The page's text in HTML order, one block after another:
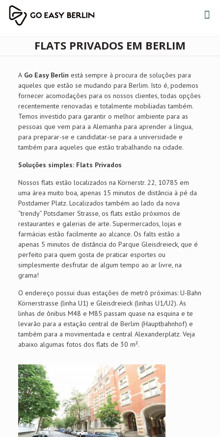
FLATS PRIVADOS EM BERLIM
AGo Easy Berlin está sempre à procura de soluções para
aqueles que estão se mudando para Berlim. Isto é, podemos
fornecer acomodações para os nossos clientes, todas opções
recentemente renovadas e totalmente mobiliadas também.
Temos investido para garantir o melhor ambiente para as
pessoas que vem para a Alemanha para aprender a língua,
para preparar-se e candidatar-se para a universidade e
também para aqueles que estão trabalhando na cidade.
Soluções simples: Flats Privados
Nossos flats estão localizados na Körnerstr. 22, 10785 em
uma área muito boa, apenas 15 minutos de distância à pé da
Postdamer Platz. Localizados também ao lado da nova
“trendy” Potsdamer Strasse, os flats estão próximos de
restaurantes e galerias de arte. Supermercados, lojas e
farmácias estão facilmente ao alcance. Os falts estão a
apenas 5 minutos de distância do Parque Gleisdreieck, que é
perfeito para quem gosta de praticar esportes ou
simplesmente desfrutar de algum tempo ao ar livre, na
grama!
O endereço possui duas estações de metrô próximas: U-Bahn
Körnerstrasse (linha U1) e Gleisdreieck (linhas U1/U2). As
linhas de ônibus M48 e M85 passam quase na esquina e te
levarão para a estação central de Berlim (Hauptbahnhof) e
também para a movimentada e central Alexanderplatz. Veja
abaixo algumas fotos dos flats de 30 m².